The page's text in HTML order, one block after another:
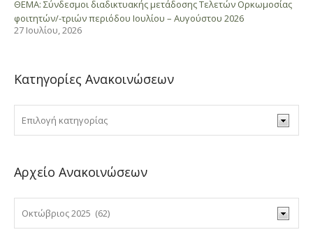
ΘΕΜΑ: Σύνδεσμοι διαδικτυακής μετάδοσης Τελετών Ορκωμοσίας
φοιτητών/-τριών περιόδου Ιουλίου – Αυγούστου 2026
27 Ιουλίου, 2026
Κατηγορίες Ανακοινώσεων
Αρχείο Ανακοινώσεων